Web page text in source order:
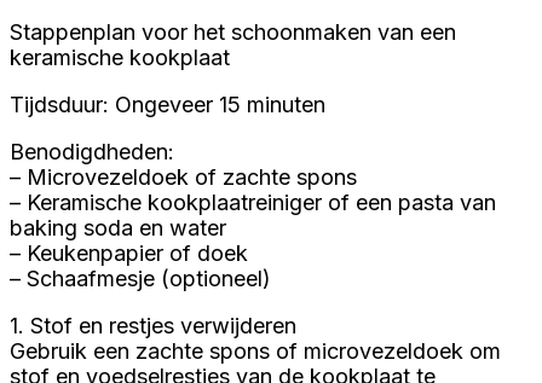
Stappenplan voor het schoonmaken van een
keramische kookplaat
Tijdsduur: Ongeveer 15 minuten
Benodigdheden:
– Microvezeldoek of zachte spons
– Keramische kookplaatreiniger of een pasta van
baking soda en water
– Keukenpapier of doek
– Schaafmesje (optioneel)
1. Stof en restjes verwijderen
Gebruik een zachte spons of microvezeldoek om
stof en voedselrestjes van de kookplaat te